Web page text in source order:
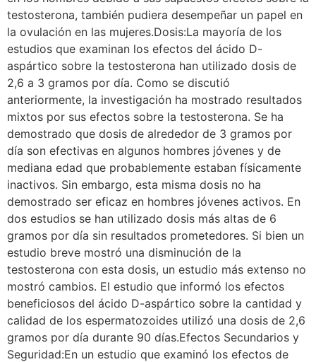
testosterona, también pudiera desempeñar un papel en
la ovulación en las mujeres.Dosis:La mayoría de los
estudios que examinan los efectos del ácido D-
aspártico sobre la testosterona han utilizado dosis de
2,6 a 3 gramos por día. Como se discutió
anteriormente, la investigación ha mostrado resultados
mixtos por sus efectos sobre la testosterona. Se ha
demostrado que dosis de alrededor de 3 gramos por
día son efectivas en algunos hombres jóvenes y de
mediana edad que probablemente estaban físicamente
inactivos. Sin embargo, esta misma dosis no ha
demostrado ser eficaz en hombres jóvenes activos. En
dos estudios se han utilizado dosis más altas de 6
gramos por día sin resultados prometedores. Si bien un
estudio breve mostró una disminución de la
testosterona con esta dosis, un estudio más extenso no
mostró cambios. El estudio que informó los efectos
beneficiosos del ácido D-aspártico sobre la cantidad y
calidad de los espermatozoides utilizó una dosis de 2,6
gramos por día durante 90 días.Efectos Secundarios y
Seguridad:En un estudio que examinó los efectos de